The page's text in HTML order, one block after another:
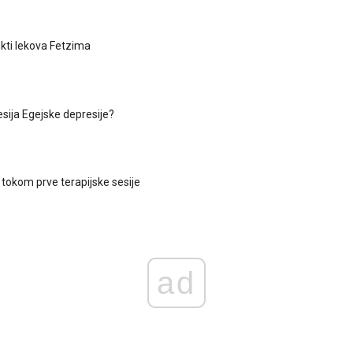
lekova Fetzima
Egejske depresije?
prve terapijske sesije
ad